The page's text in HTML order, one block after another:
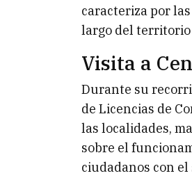
caracteriza por
largo del
Visita a
Durante su
de Licencias de
las localidades,
sobre el
ciudadanos con